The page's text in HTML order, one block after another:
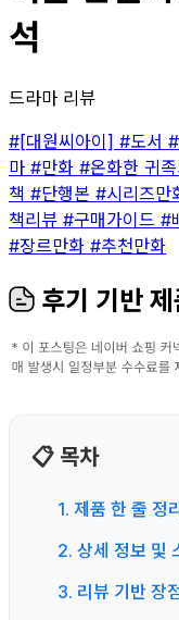
석
드라마 리뷰
#[대원씨아이] #도서
마 #만화 #온화한 귀
책 #단행본 #시리즈만
책리뷰 #구매가이드 #
#장르만화 #추천만화
후기 기반
📋 목차
1. 제품 한 줄 정
2. 상세 정보 및
3. 리뷰 기반 장